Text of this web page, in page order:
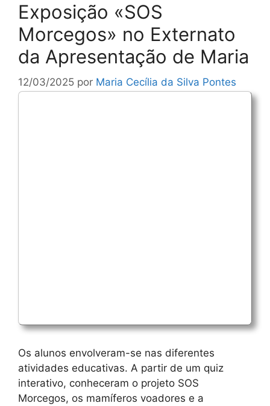
Exposição «SOS
Morcegos» no Externato
da Apresentação de Maria
12/03/2025 por Maria Cecília da Silva Pontes
Os alunos envolveram-se nas diferentes
atividades educativas. A partir de um quiz
interativo, conheceram o projeto SOS
Morcegos, os mamíferos voadores e a